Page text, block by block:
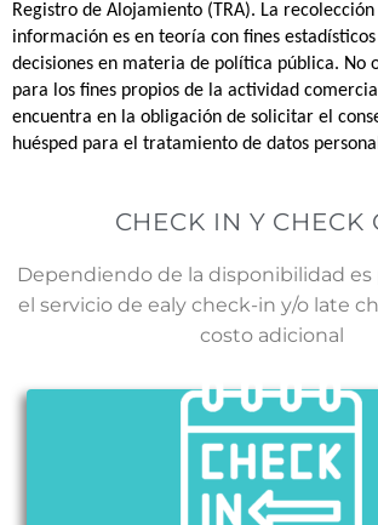
Registro de Alojamiento (TRA). La
información es en teoría con fines
decisiones en materia de política pública. No
para los fines propios de la actividad
encuentra en la obligación de solicitar el
huésped para el tratamiento de datos
CHECK IN Y CHECK
Dependiendo de la disponibilidad es
el servicio de ealy check-in y/o late
costo adicional